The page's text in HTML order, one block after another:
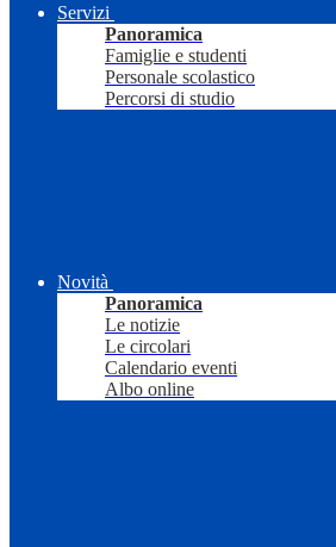
Servizi
Panoramica
Famiglie e studenti
Personale scolastico
Percorsi di studio
Novità
Panoramica
Le notizie
Le circolari
Calendario eventi
Albo online